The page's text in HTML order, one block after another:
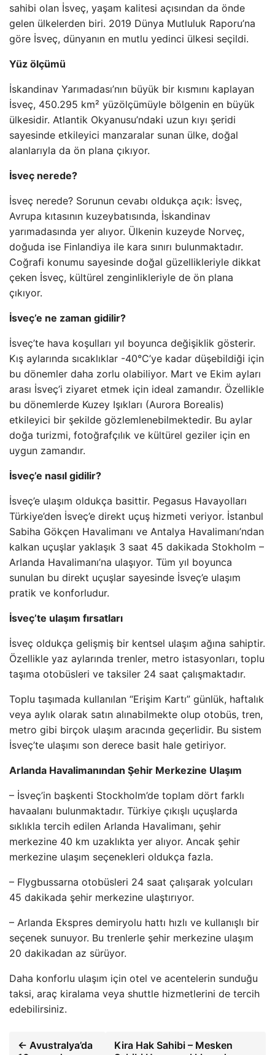
sahibi olan İsveç, yaşam kalitesi açısından da önde
gelen ülkelerden biri. 2019 Dünya Mutluluk Raporu’na
göre İsveç, dünyanın en mutlu yedinci ülkesi seçildi.
Yüz ölçümü
İskandinav Yarımadası’nın büyük bir kısmını kaplayan
İsveç, 450.295 km² yüzölçümüyle bölgenin en büyük
ülkesidir. Atlantik Okyanusu’ndaki uzun kıyı şeridi
sayesinde etkileyici manzaralar sunan ülke, doğal
alanlarıyla da ön plana çıkıyor.
İsveç nerede?
İsveç nerede? Sorunun cevabı oldukça açık: İsveç,
Avrupa kıtasının kuzeybatısında, İskandinav
yarımadasında yer alıyor. Ülkenin kuzeyde Norveç,
doğuda ise Finlandiya ile kara sınırı bulunmaktadır.
Coğrafi konumu sayesinde doğal güzellikleriyle dikkat
çeken İsveç, kültürel zenginlikleriyle de ön plana
çıkıyor.
İsveç’e ne zaman gidilir?
İsveç’te hava koşulları yıl boyunca değişiklik gösterir.
Kış aylarında sıcaklıklar -40°C’ye kadar düşebildiği için
bu dönemler daha zorlu olabiliyor. Mart ve Ekim ayları
arası İsveç’i ziyaret etmek için ideal zamandır. Özellikle
bu dönemlerde Kuzey Işıkları (Aurora Borealis)
etkileyici bir şekilde gözlemlenebilmektedir. Bu aylar
doğa turizmi, fotoğrafçılık ve kültürel geziler için en
uygun zamandır.
İsveç’e nasıl gidilir?
İsveç’e ulaşım oldukça basittir. Pegasus Havayolları
Türkiye’den İsveç’e direkt uçuş hizmeti veriyor. İstanbul
Sabiha Gökçen Havalimanı ve Antalya Havalimanı’ndan
kalkan uçuşlar yaklaşık 3 saat 45 dakikada Stokholm –
Arlanda Havalimanı’na ulaşıyor. Tüm yıl boyunca
sunulan bu direkt uçuşlar sayesinde İsveç’e ulaşım
pratik ve konforludur.
İsveç’te ulaşım fırsatları
İsveç oldukça gelişmiş bir kentsel ulaşım ağına sahiptir.
Özellikle yaz aylarında trenler, metro istasyonları, toplu
taşıma otobüsleri ve taksiler 24 saat çalışmaktadır.
Toplu taşımada kullanılan “Erişim Kartı” günlük, haftalık
veya aylık olarak satın alınabilmekte olup otobüs, tren,
metro gibi birçok ulaşım aracında geçerlidir. Bu sistem
İsveç’te ulaşımı son derece basit hale getiriyor.
Arlanda Havalimanından Şehir Merkezine Ulaşım
– İsveç’in başkenti Stockholm’de toplam dört farklı
havaalanı bulunmaktadır. Türkiye çıkışlı uçuşlarda
sıklıkla tercih edilen Arlanda Havalimanı, şehir
merkezine 40 km uzaklıkta yer alıyor. Ancak şehir
merkezine ulaşım seçenekleri oldukça fazla.
– Flygbussarna otobüsleri 24 saat çalışarak yolcuları
45 dakikada şehir merkezine ulaştırıyor.
– Arlanda Ekspres demiryolu hattı hızlı ve kullanışlı bir
seçenek sunuyor. Bu trenlerle şehir merkezine ulaşım
20 dakikadan az sürüyor.
Daha konforlu ulaşım için otel ve acentelerin sunduğu
taksi, araç kiralama veya shuttle hizmetlerini de tercih
edebilirsiniz.
← Avustralya’da
Kira Hak Sahibi – Mesken